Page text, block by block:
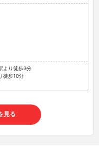
より徒歩3分
徒歩10分
見る